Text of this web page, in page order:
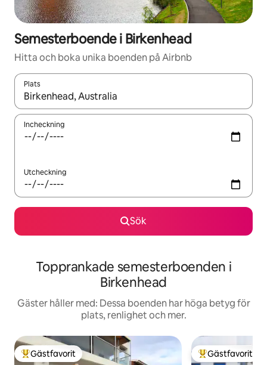
Semesterboende i Birkenhead
Hitta och boka unika boenden på Airbnb
Plats
När resultaten är tillgängliga kan du navigera med upp- och
Incheckning
Utcheckning
Sök
Topprankade semesterboenden i
Birkenhead
Gäster håller med: Dessa boenden har höga betyg för
plats, renlighet och mer.
Populär gästfavorit
Gästfavorit Populär
Gästfavorit